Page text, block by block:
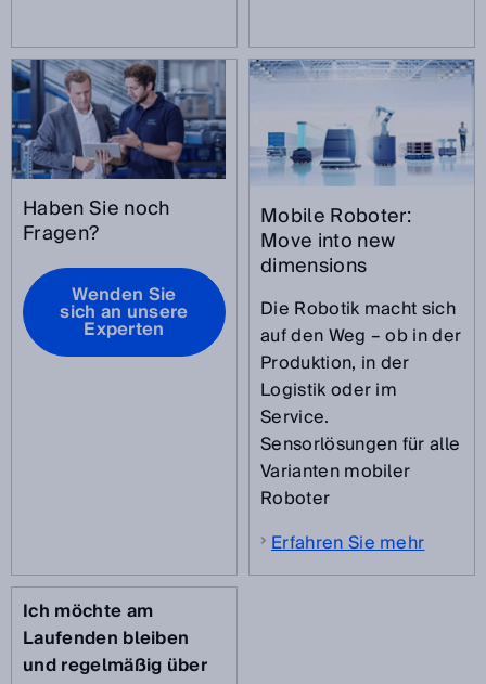
Haben Sie noch
Fragen?
Wenden Sie
sich an unsere
Experten
Mobile Roboter:
Move into new
dimensions
Die Robotik macht sich
auf den Weg – ob in der
Produktion, in der
Logistik oder im
Service.
Sensorlösungen für alle
Varianten mobiler
Roboter
Erfahren Sie mehr
Ich möchte am
Laufenden bleiben
und regelmäßig über